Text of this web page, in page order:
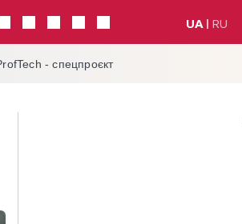
UA RU
- спецпроєкт